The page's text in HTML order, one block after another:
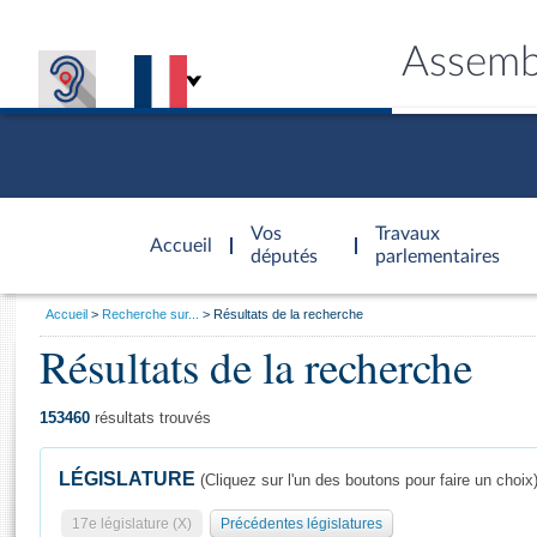
Accueil
d'accueil
Vos
députés
Travaux
parlementaires
Général
Vous
Accueil Recherche sur... Résultats de la recherche
Résultats de la recherche
153460 résultats trouvés
LÉGISLATURE (Cliquez sur l'un des boutons pour faire un choix)
17e législature (X) Précédentes législatures